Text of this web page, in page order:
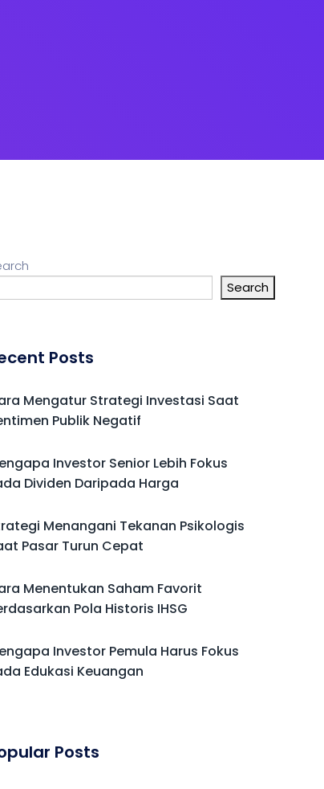
Search
Posts
Mengatur Strategi Investasi Saat
Publik Negatif
Investor Senior Lebih Fokus
Dividen Daripada Harga
Menangani Tekanan Psikologis
Pasar Turun Cepat
Menentukan Saham Favorit
Pola Historis IHSG
Investor Pemula Harus Fokus
Edukasi Keuangan
Posts